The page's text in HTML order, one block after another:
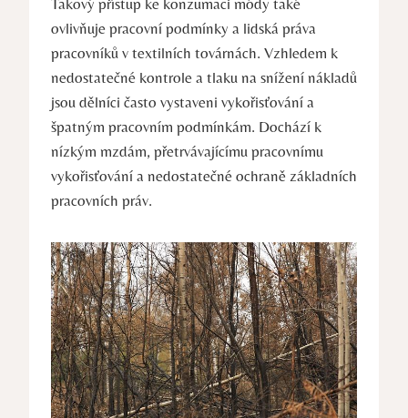
ovlivňuje pracovní podmínky a lidská práva
pracovníků v textilních továrnách. Vzhledem k
nedostatečné kontrole a tlaku na snížení nákladů
jsou dělníci často vystaveni vykořisťování a
špatným pracovním podmínkám. Dochází k
nízkým mzdám, přetrvávajícímu pracovnímu
vykořisťování a nedostatečné ochraně základních
pracovních práv.